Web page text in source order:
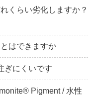
くらい劣化しますか？
はできますか
ぎにくいです
Pigment / 水性